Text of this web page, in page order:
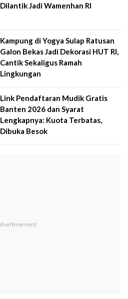
Dilantik Jadi Wamenhan RI
Kampung di Yogya Sulap Ratusan
Galon Bekas Jadi Dekorasi HUT RI,
Cantik Sekaligus Ramah
Lingkungan
Link Pendaftaran Mudik Gratis
Banten 2026 dan Syarat
Lengkapnya: Kuota Terbatas,
Dibuka Besok